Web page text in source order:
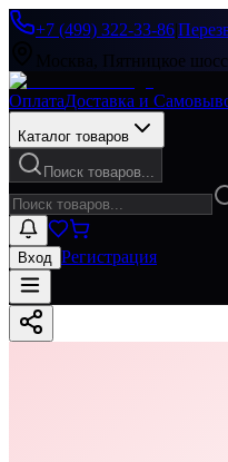
+7 (499) 322-33-86|
Москва, Пятницкое
ОплатаДоставка и
Каталог товаров
Поиск товаров...
Вход Регистрация